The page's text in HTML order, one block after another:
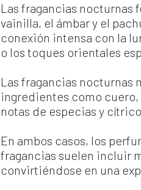
Las fragancias nocturnas
vainilla, el ámbar y el
conexión intensa con la
o los toques orientales
Las fragancias nocturnas
ingredientes como cuero,
notas de especias y
En ambos casos, los
fragancias suelen incluir
convirtiéndose en una